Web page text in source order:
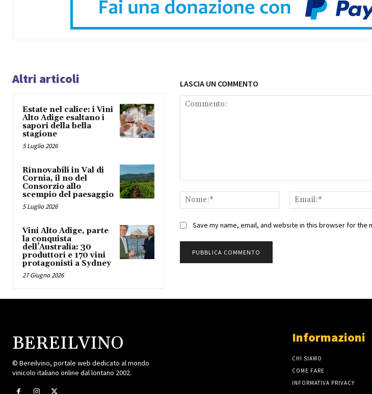
Altri articoli
Estate nel calice: i Vini
Alto Adige esaltano i
sapori della bella
stagione
5 Luglio 2026
Rinnovabili in Val di
Cornia, il no del
Consorzio allo
scempio del paesaggio
5 Luglio 2026
Vini Alto Adige, parte
la conquista
dell’Australia: 30
produttori e 170 vini
protagonisti a Sydney
27 Giugno 2026
LASCIA UN COMMENTO
Nome:*
Save my name, email, and website in this browser for the
BEREILVINO
© Bereilvino, portale web dedicato al mondo
vinicolo italiano online dal lontano 2002.
Informazioni
CHI SIAMO
COME FARE
INFORMATIVA PRIVACY